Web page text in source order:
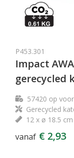
P453.301
Impact
gerecycled
57420 op
Gerecycled
12 x ø 18.5 cm
vanaf € 2,93